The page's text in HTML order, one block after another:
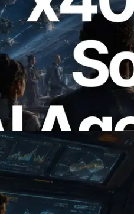
ที่รองรับ x402
งินให้ API ที่ต้องใช้